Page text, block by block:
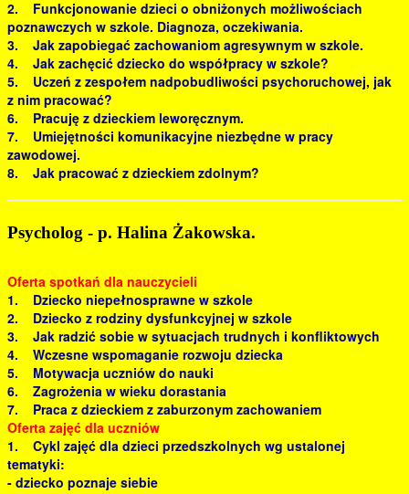
2. Funkcjonowanie dzieci o obniżonych możliwościach
poznawczych w szkole. Diagnoza, oczekiwania.
3. Jak zapobiegać zachowaniom agresywnym w szkole.
4. Jak zachęcić dziecko do współpracy w szkole?
5. Uczeń z zespołem nadpobudliwości psychoruchowej, jak
z nim pracować?
6. Pracuję z dzieckiem leworęcznym.
7. Umiejętności komunikacyjne niezbędne w pracy
zawodowej.
8. Jak pracować z dzieckiem zdolnym?
Psycholog - p. Halina Żakowska.
Oferta spotkań dla nauczycieli
1. Dziecko niepełnosprawne w szkole
2. Dziecko z rodziny dysfunkcyjnej w szkole
3. Jak radzić sobie w sytuacjach trudnych i konfliktowych
4. Wczesne wspomaganie rozwoju dziecka
5. Motywacja uczniów do nauki
6. Zagrożenia w wieku dorastania
7. Praca z dzieckiem z zaburzonym zachowaniem
Oferta zajęć dla uczniów
1. Cykl zajęć dla dzieci przedszkolnych wg ustalonej
tematyki:
- dziecko poznaje siebie